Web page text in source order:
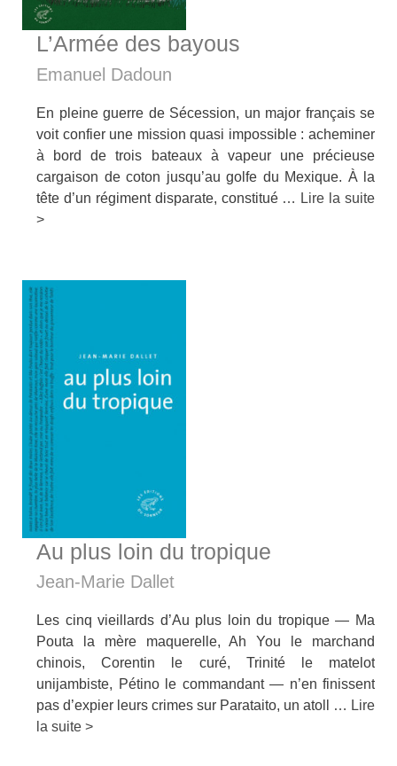
L’Armée des bayous
Emanuel Dadoun
En pleine guerre de Sécession, un major français se
voit confier une mission quasi impossible : acheminer
à bord de trois bateaux à vapeur une précieuse
cargaison de coton jusqu’au golfe du Mexique. À la
tête d’un régiment disparate, constitué … Lire la suite
>
Au plus loin du tropique
Jean-Marie Dallet
Les cinq vieillards d’Au plus loin du tropique — Ma
Pouta la mère maquerelle, Ah You le marchand
chinois, Corentin le curé, Trinité le matelot
unijambiste, Pétino le commandant — n’en finissent
pas d’expier leurs crimes sur Parataito, un atoll … Lire
la suite >